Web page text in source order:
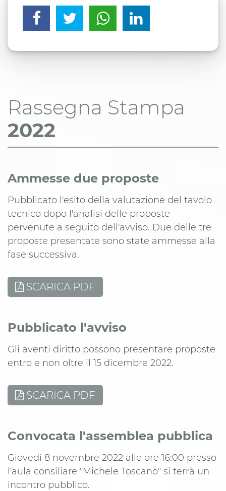
Rassegna Stampa
2022
Ammesse due proposte
Pubblicato l'esito della valutazione del tavolo
tecnico dopo l'analisi delle proposte
pervenute a seguito dell'avviso. Due delle tre
proposte presentate sono state ammesse alla
fase successiva.
SCARICA PDF
Pubblicato l'avviso
Gli aventi diritto possono presentare proposte
entro e non oltre il 15 dicembre 2022.
SCARICA PDF
Convocata l'assemblea pubblica
Giovedì 8 novembre 2022 alle ore 16:00 presso
l'aula consiliare "Michele Toscano" si terrà un
incontro pubblico.